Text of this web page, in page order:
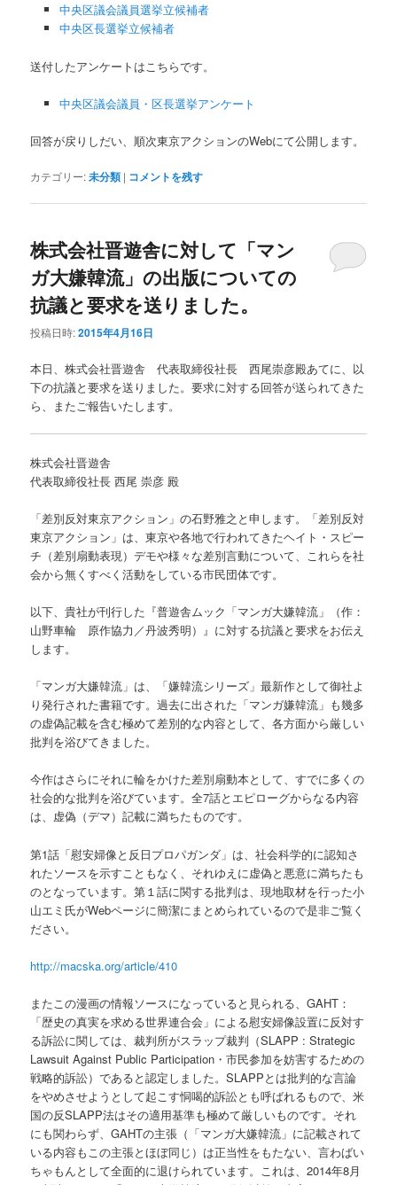
中央区議会議員選挙立候補者
中央区長選挙立候補者
送付したアンケートはこちらです。
中央区議会議員・区長選挙アンケート
回答が戻りしだい、順次東京アクションのWebにて公開します。
カテゴリー:未分類 | コメントを残す
株式会社晋遊舎に対して「マン
ガ大嫌韓流」の出版についての
抗議と要求を送りました。
投稿日時:2015年4月16日
本日、株式会社晋遊舎 代表取締役社長 西尾崇彦殿あてに、以
下の抗議と要求を送りました。要求に対する回答が送られてきた
ら、またご報告いたします。
株式会社晋遊舎
代表取締役社長 西尾 崇彦 殿
「差別反対東京アクション」の石野雅之と申します。「差別反対
東京アクション」は、東京や各地で行われてきたヘイト・スピー
チ（差別扇動表現）デモや様々な差別言動について、これらを社
会から無くすべく活動をしている市民団体です。
以下、貴社が刊行した『普遊舎ムック「マンガ大嫌韓流」（作：
山野車輪 原作協力／丹波秀明）』に対する抗議と要求をお伝え
します。
「マンガ大嫌韓流」は、「嫌韓流シリーズ」最新作として御社よ
り発行された書籍です。過去に出された「マンガ嫌韓流」も幾多
の虚偽記載を含む極めて差別的な内容として、各方面から厳しい
批判を浴びてきました。
今作はさらにそれに輪をかけた差別扇動本として、すでに多くの
社会的な批判を浴びています。全7話とエピローグからなる内容
は、虚偽（デマ）記載に満ちたものです。
第1話「慰安婦像と反日プロパガンダ」は、社会科学的に認知さ
れたソースを示すこともなく、それゆえに虚偽と悪意に満ちたも
のとなっています。第１話に関する批判は、現地取材を行った小
山エミ氏がWebページに簡潔にまとめられているので是非ご覧く
ださい。
http://macska.org/article/410
またこの漫画の情報ソースになっていると見られる、GAHT：
「歴史の真実を求める世界連合会」による慰安婦像設置に反対す
る訴訟に関しては、裁判所がスラップ裁判（SLAPP : Strategic
Lawsuit Against Public Participation・市民参加を妨害するための
戦略的訴訟）であると認定しました。SLAPPとは批判的な言論
をやめさせようとして起こす恫喝的訴訟とも呼ばれるもので、米
国の反SLAPP法はその適用基準も極めて厳しいものです。それ
にも関わらず、GAHTの主張（「マンガ大嫌韓流」に記載されて
いる内容もこの主張とほぼ同じ）は正当性をもたない、言わばい
ちゃもんとして全面的に退けられています。これは、2014年8月